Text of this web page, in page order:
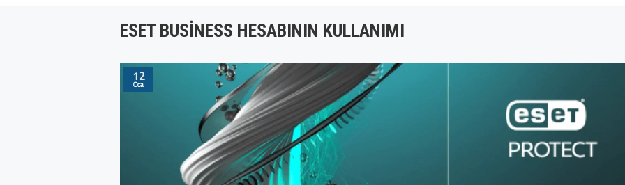
ESET BUSINESS HESABININ KULLANIMI
12
Oca